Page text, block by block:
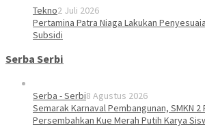
Tekno2 Juli 2026
Pertamina Patra Niaga Lakukan
Subsidi
Serba Serbi
Serba - Serbi8 Agustus 2026
Semarak Karnaval Pembangunan, SMKN
Persembahkan Kue Merah Putih Karya